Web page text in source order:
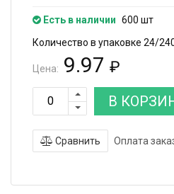
Есть в наличии 600 шт
Количество в упаковке 24/
Цена: 9.97 ₽
В
Сравнить Оплата